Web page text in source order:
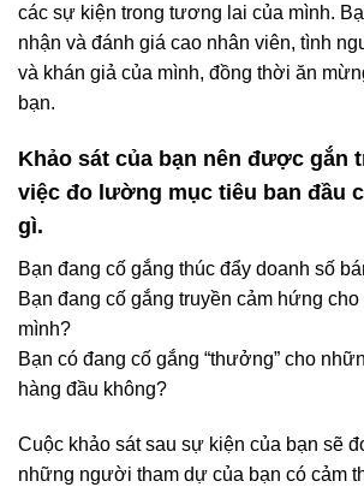
các sự kiện trong tương lai của mình.
nhận và đánh giá cao nhân viên, tình
và khán giả của mình, đồng thời ăn
bạn.
Khảo sát của bạn nên được gắn
việc đo lường mục tiêu ban đầu
gì.
Bạn đang cố gắng thúc đẩy doanh số
Bạn đang cố gắng truyền cảm hứng
mình?
Bạn có đang cố gắng “thưởng” cho
hàng đầu không?
Cuộc khảo sát sau sự kiện của bạn sẽ
những người tham dự của bạn có cảm